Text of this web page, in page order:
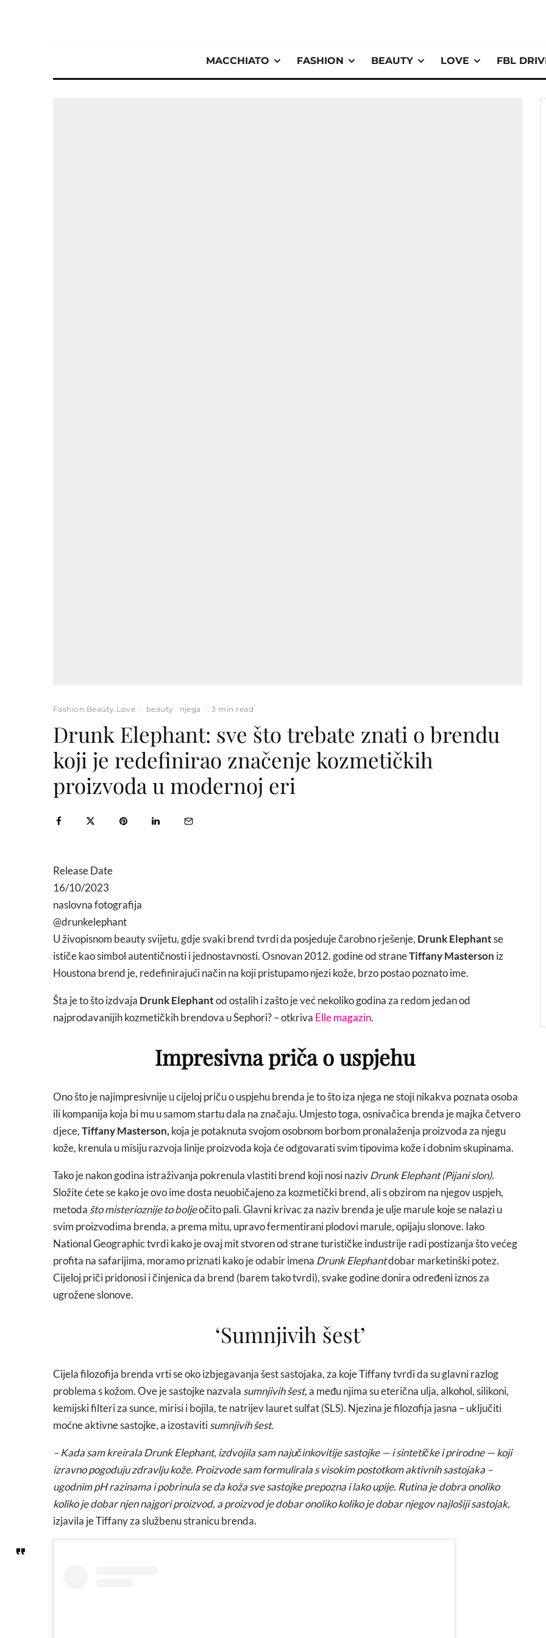
MACCHIATO FASHION BEAUTY LOVE FBL
Fashion.Beauty.Love · beauty njega · 3 min read
Drunk Elephant: sve što trebate znati o brendu
koji je redefinirao značenje kozmetičkih
proizvoda u modernoj eri
Release Date
16/10/2023
naslovna fotografija
@drunkelephant
U živopisnom beauty svijetu, gdje svaki brend tvrdi da posjeduje čarobno rješenje, Drunk Elephantse
ističe kao simbol autentičnosti i jednostavnosti. Osnovan 2012. godine od straneTiffany Masterson iz
Houstona brend je, redefinirajući način na koji pristupamo njezi kože, brzo postao poznato ime.
Šta je to što izdvaja Drunk Elephantod ostalih i zašto je već nekoliko godina za redom jedan od
najprodavanijih kozmetičkih brendova u Sephori? – otkriva Elle magazin.
Impresivna priča o uspjehu
Ono što je najimpresivnije u cijeloj priču o uspjehu brenda je to što iza njega ne stoji nikakva poznata osoba
ili kompanija koja bi mu u samom startu dala na značaju. Umjesto toga, osnivačica brenda je majka četvero
djece,Tiffany Masterson, koja je potaknuta svojom osobnom borbom pronalaženja proizvoda za njegu
kože, krenula u misiju razvoja linije proizvoda koja će odgovarati svim tipovima kože i dobnim skupinama.
Tako je nakon godina istraživanja pokrenula vlastiti brend koji nosi nazivDrunk Elephant (Pijani slon).
Složite ćete se kako je ovo ime dosta neuobičajeno za kozmetički brend, ali s obzirom na njegov uspjeh,
metoda što misterioznije to boljeočito pali. Glavni krivac za naziv brenda je ulje marule koje se nalazi u
svim proizvodima brenda, a prema mitu, upravo fermentirani plodovi marule, opijaju slonove. Iako
National Geographic tvrdi kako je ovaj mit stvoren od strane turističke industrije radi postizanja što većeg
profita na safarijima, moramo priznati kako je odabir imena Drunk Elephantdobar marketinški potez.
Cijeloj priči pridonosi i činjenica da brend (barem tako tvrdi), svake godine donira određeni iznos za
ugrožene slonove.
‘Sumnjivih šest’
Cijela filozofija brenda vrti se oko izbjegavanja šest sastojaka, za koje Tiffany tvrdi da su glavni razlog
problema s kožom. Ove je sastojke nazvala sumnjivih šest, a među njima su eterična ulja, alkohol, silikoni,
kemijski filteri za sunce, mirisi i bojila, te natrijev lauret sulfat (SLS). Njezina je filozofija jasna – uključiti
moćne aktivne sastojke, a izostavitisumnjivih šest.
– Kada sam kreirala Drunk Elephant, izdvojila sam najučinkovitije sastojke — i sintetičke i prirodne — koji
izravno pogoduju zdravlju kože. Proizvode sam formulirala s visokim postotkom aktivnih sastojaka –
ugodnim pH razinama i pobrinula se da koža sve sastojke prepozna i lako upije. Rutina je dobra onoliko
koliko je dobar njen najgori proizvod, a proizvod je dobar onoliko koliko je dobar njegov najlošiji sastojak,
izjavila je Tiffany za službenu stranicu brenda.